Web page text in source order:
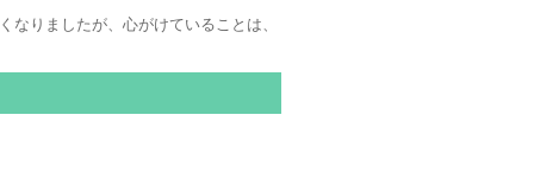
りましたが、心がけていることは、